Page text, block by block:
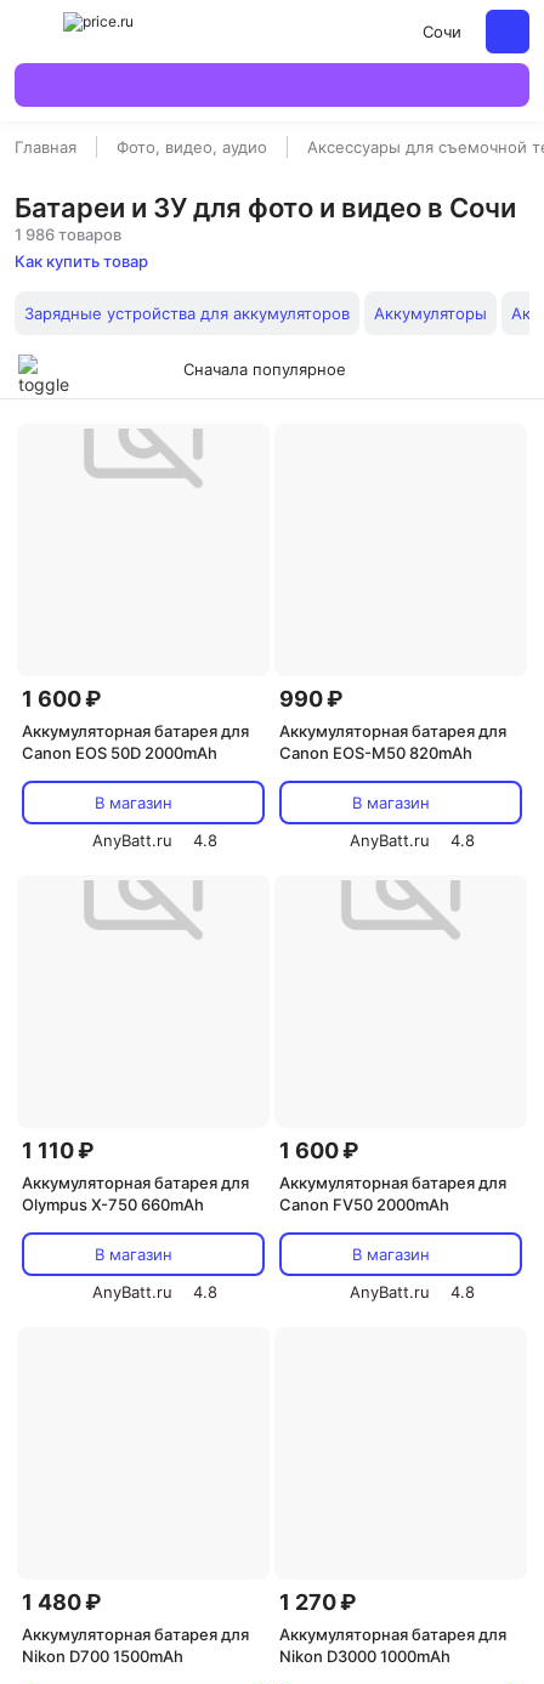
Сочи
Главная Фото, видео, аудио Аксессуары для съемочной
Батареи и ЗУ для фото и видео в Сочи
1 986 товаров
Как купить товар
Зарядные устройства для аккумуляторов Аккумуляторы
Сначала популярное
1 600 ₽
Аккумуляторная батарея для
Canon EOS 50D 2000mAh
В магазин
AnyBatt.ru
4.8
990 ₽
Аккумуляторная батарея для
Canon EOS-M50 820mAh
В магазин
AnyBatt.ru
4.8
1 110 ₽
Аккумуляторная батарея для
Olympus X-750 660mAh
В магазин
AnyBatt.ru
4.8
1 600 ₽
Аккумуляторная батарея для
Canon FV50 2000mAh
В магазин
AnyBatt.ru
4.8
1 480 ₽
Аккумуляторная батарея для
Nikon D700 1500mAh
1 270 ₽
Аккумуляторная батарея для
Nikon D3000 1000mAh